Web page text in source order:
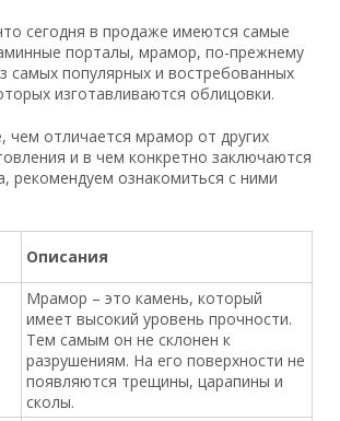
сегодня в продаже имеются самые
порталы, мрамор, по-прежнему
самых популярных и востребованных
изготавливаются облицовки.
чем отличается мрамор от других
и в чем конкретно заключаются
рекомендуем ознакомиться с ними
Описания
Мрамор – это камень, который
имеет высокий уровень прочности.
Тем самым он не склонен к
разрушениям. На его поверхности не
появляются трещины, царапины и
сколы.